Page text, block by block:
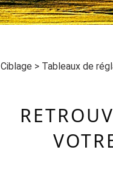
Ciblage > Tableaux de